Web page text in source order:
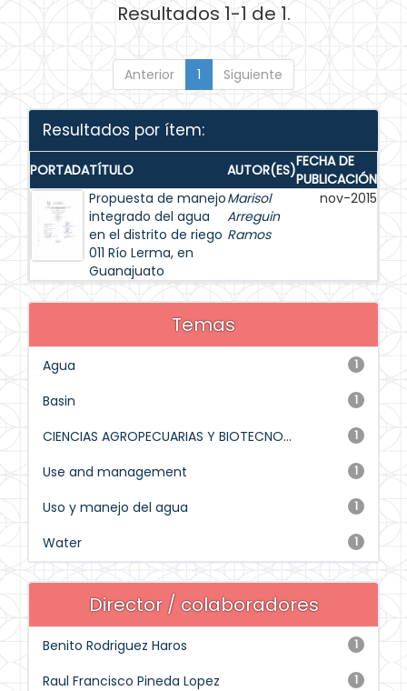
Resultados 1-1 de 1.
Anterior 1 Siguiente
Resultados por ítem:
PORTADATÍTULO AUTOR(ES)FECHA DE
PUBLICACIÓN
Propuesta de manejo
integrado del agua
en el distrito de riego
011 Río Lerma, en
Guanajuato
Marisol
Arreguin
Ramos
nov-2015
Temas
1
Agua
1
Basin
1
CIENCIAS AGROPECUARIAS Y BIOTECNO...
1
Use and management
1
Uso y manejo del agua
1
Water
Director / colaboradores
1
Benito Rodriguez Haros
1
Raul Francisco Pineda Lopez